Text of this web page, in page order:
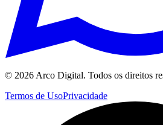
© 2026 Arco Digital. Todos os direitos
Termos de UsoPrivacidade